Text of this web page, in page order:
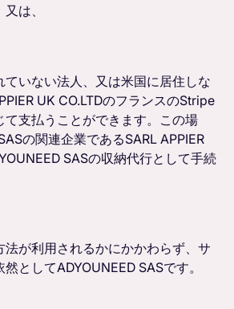
は、
ていない法人、又は米国に居住しな
UK CO.LTDのフランスのStripe
て支払うことができます。この場
の関連企業であるSARL APPIER
SASの収納代行として手続
法が利用されるかにかかわらず、サ
としてADYOUNEED SASです。